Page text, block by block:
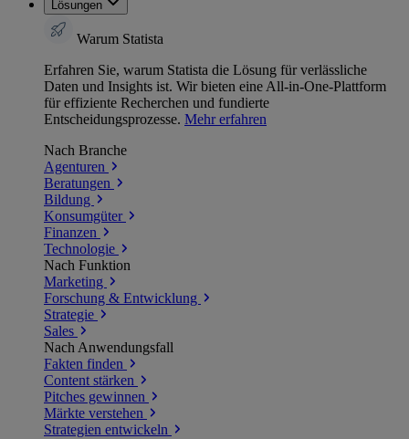
Lösungen
Warum Statista
Erfahren Sie, warum Statista die Lösung für verlässliche
Daten und Insights ist. Wir bieten eine All-in-One-Plattform
für effiziente Recherchen und fundierte
Entscheidungsprozesse. Mehr erfahren
Nach Branche
Agenturen
Beratungen
Bildung
Konsumgüter
Finanzen
Technologie
Nach Funktion
Marketing
Forschung & Entwicklung
Strategie
Sales
Nach Anwendungsfall
Fakten finden
Content stärken
Pitches gewinnen
Märkte verstehen
Strategien entwickeln